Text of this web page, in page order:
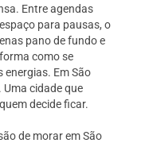
Entre agendas
para pausas, o
pano de fundo e
como se
energias. Em São
Uma cidade que
decide ficar.
de morar em São